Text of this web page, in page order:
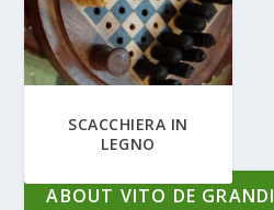
SCACCHIERA IN
LEGNO
ABOUT VITO DE GRANDI